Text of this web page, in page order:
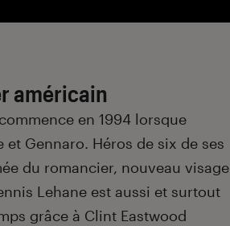
américain
en 1994 lorsque
et Gennaro. Héros de six de ses
du romancier, nouveau visage
Lehane est aussi et surtout
grâce à Clint Eastwood